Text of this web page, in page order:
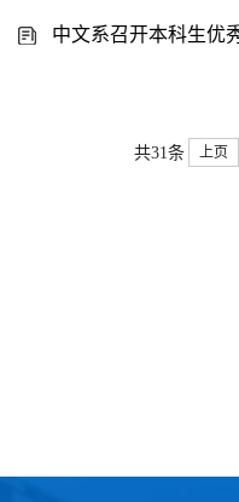
共31条 上页